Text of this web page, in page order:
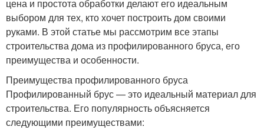
цена и простота обработки делают его идеальным
выбором для тех, кто хочет построить дом своими
руками. В этой статье мы рассмотрим все этапы
строительства дома из профилированного бруса, его
преимущества и особенности.
Преимущества профилированного бруса
Профилированный брус — это идеальный материал для
строительства. Его популярность объясняется
следующими преимуществами: